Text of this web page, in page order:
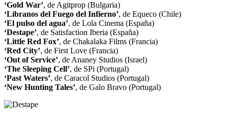
‘Gold War’, de Agitprop (Bulgaria)
‘Líbranos del Fuego del Infierno’, de Equeco (Chile)
‘El pulso del agua’, de Lola Cinema (España)
‘Destape’, de Satisfaction Iberia (España)
‘Little Red Fox’, de Chakalaka Films (Francia)
‘Red City’, de First Love (Francia)
‘Out of Service’, de Ananey Studios (Israel)
‘The Sleeping Cell’, de SPi (Portugal)
‘Past Waters’, de Caracol Studios (Portugal)
‘New Hunting Tales’, de Galo Bravo (Portugal)